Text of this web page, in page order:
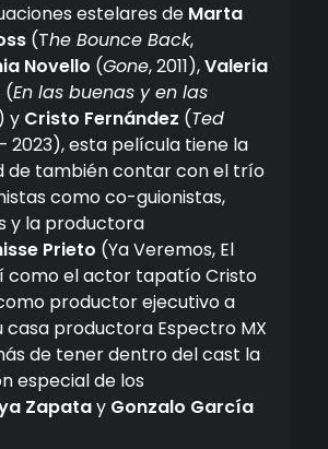
estelares de Marta
(The Bounce Back,
Novello (Gone, 2011),Valeria
(En las buenas y en las
y Cristo Fernández (Ted
2023), esta película tiene la
de también contar con el trío
como co-guionistas,
y la productora
Prieto (Ya Veremos, El
como el actor tapatío Cristo
productor ejecutivo a
casa productora Espectro MX
de tener dentro del cast la
especial de los
Zapatay Gonzalo García